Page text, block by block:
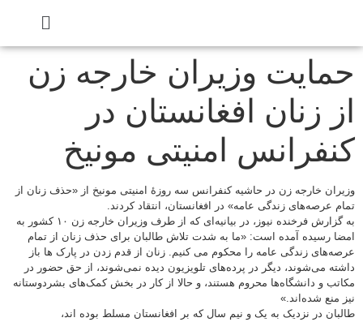
حمایت وزیران خارجه زن
از زنان افغانستان در
کنفرانس امنیتی مونیخ
وزیران خارجه زن در حاشیه کنفرانس سه روزهٔ امنیتی مونیخ از «حذف زنان از
تمام عرصه‌های زندگی عامه» در افغانستان، انتقاد کردند.
به گزارش فرخنده نیوز، در بیانیه‌ای که از طرف وزیران خارجه زن ۱۰ کشور به
امضا رسیده آمده است: «ما به شدت تلاش طالبان برای حذف زنان از تمام
عرصه‌های زندگی عامه را محکوم می کنیم. زنان از قدم زدن در پارک ها باز
داشته می‌شوند، دیگر در پرده‌های تلویزیون دیده نمی‌شوند، از حق حضور در
مکاتب و دانشگاه‌ها محروم هستند، و حالا از کار در بخش‌ کمک‌های بشردوستانه
نیز منع شده‌اند.»
طالبان در نزدیک به یک و نیم سال که بر افغانستان مسلط بوده اند،